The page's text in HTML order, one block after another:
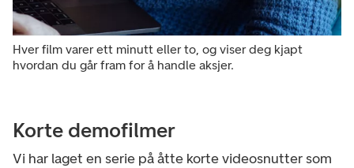
Hver film varer ett minutt eller to, og viser deg kjapt
hvordan du går fram for å handle aksjer.
Korte demofilmer
Vi har laget en serie på åtte korte videosnutter som